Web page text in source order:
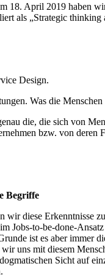
18. April 2019 haben
als „Strategic thinking
Design.
Was die
die, die sich von
bzw. von deren
Begriffe
diese Erkenntnisse
Jobs-to-be-done-
ist es aber immer
uns mit diesem
Sicht auf